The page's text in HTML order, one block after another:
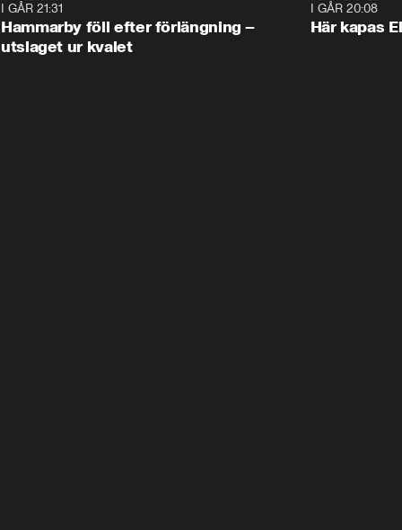
I GÅR 21:31
Hammarby föll efter förlängning –
utslaget ur kvalet
I GÅR 20:08
Här kapas